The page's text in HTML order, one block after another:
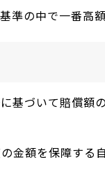
準の中で一番高額
基づいて賠償額
金額を保障する